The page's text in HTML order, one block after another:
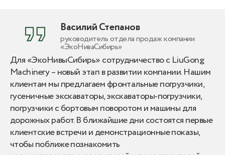
Для «ЭкоНивыСибирь» сотрудничество с LiuGong
Machinery – новый этап в развитии компании. Нашим
клиентам мы предлагаем фронтальные погрузчики,
гусеничные экскаваторы, экскаваторы-погрузчики,
погрузчики с бортовым поворотом и машины для
дорожных работ. В ближайшие дни состоятся первые
клиентские встречи и демонстрационные показы,
чтобы поближе познакомить
Василий Степанов
руководитель отдела продаж компании
«ЭкоНиваСибирь»